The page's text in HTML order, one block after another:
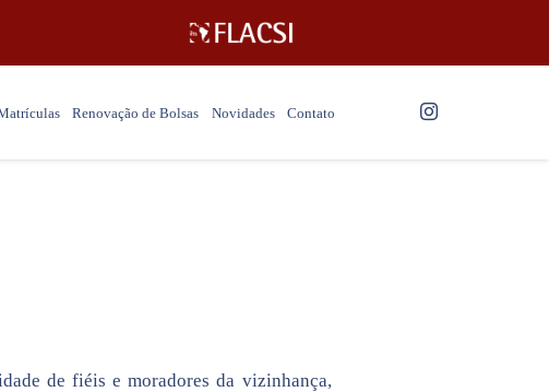
Renovação de Bolsas Novidades Contato
de fiéis e moradores da vizinhança,